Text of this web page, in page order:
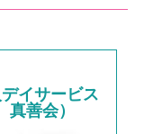
イサービス
善会）